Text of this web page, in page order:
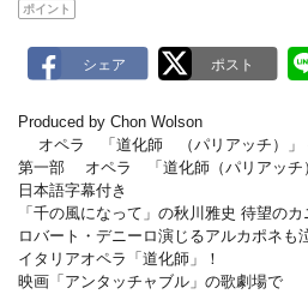
ポイント
Produced by Chon Wolson
オペラ 「道化師 （パリアッチ）」 -
第一部 オペラ 「道化師（パリアッチ
日本語字幕付き
「千の風になって」の秋川雅史 待望のカ
ロバート・デニーロ演じるアルカポネも
イタリアオペラ「道化師」！
映画「アンタッチャブル」の歌劇場で